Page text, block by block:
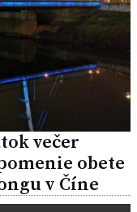
večer
obete
v Číne